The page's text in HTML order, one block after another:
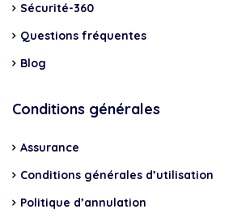
Sécurité-360
Questions fréquentes
Blog
Conditions générales
Assurance
Conditions générales d’utilisation
Politique d’annulation